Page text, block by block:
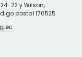
22 y Wilson,
postal 170525